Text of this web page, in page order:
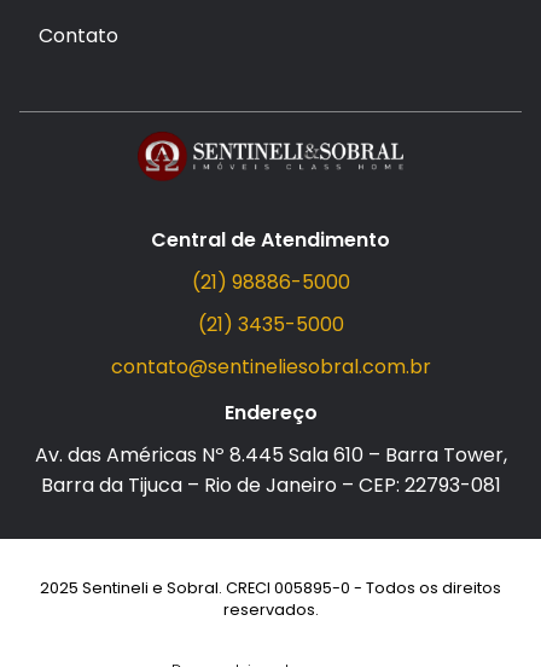
Contato
Central de Atendimento
(21) 98886-5000
(21) 3435-5000
contato@sentineliesobral.com.br
Endereço
Av. das Américas Nº 8.445 Sala 610 – Barra Tower,
Barra da Tijuca – Rio de Janeiro – CEP: 22793-081
2025 Sentineli e Sobral. CRECI 005895-0 - Todos os direitos
reservados.